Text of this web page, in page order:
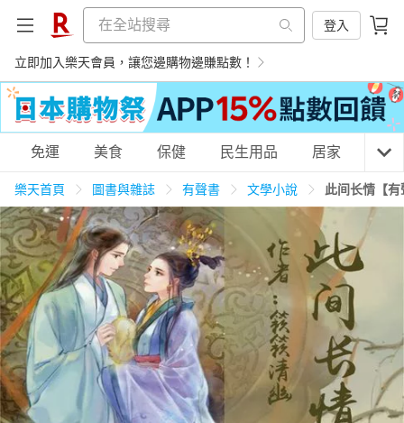
登入
立即加入樂天會員，讓您邊購物邊賺點數！
購物網分類
天天免運 美食蛋糕 養生保健 民生用品
居家生活 3C家電 運動休閒 親子玩具
女裝 男裝 化妝保養 情趣用品
免運 美食 保健 民生用品 居家 3C
樂天首頁 圖書與雜誌 有聲書 文學小說 此间长情【有